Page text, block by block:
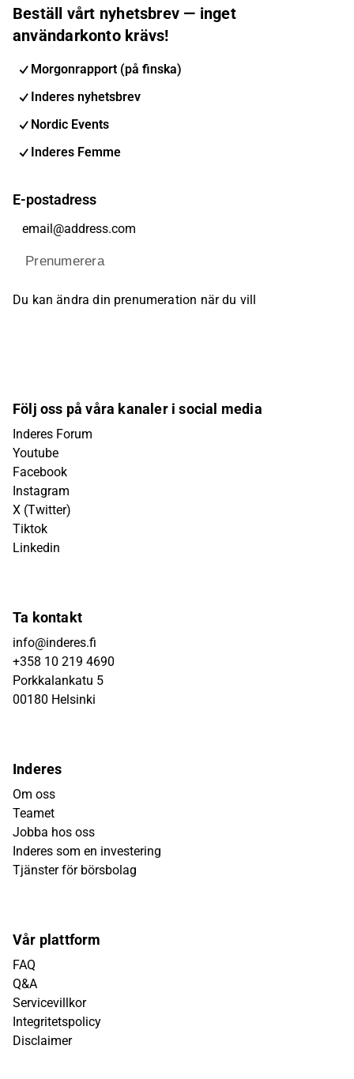
Beställ vårt nyhetsbrev — inget
användarkonto krävs!
Morgonrapport (på finska)
Inderes nyhetsbrev
Nordic Events
Inderes Femme
E-postadress
Prenumerera
Du kan ändra din prenumeration när du vill
Följ oss på våra kanaler i social media
Inderes Forum
Youtube
Facebook
Instagram
X (Twitter)
Tiktok
Linkedin
Ta kontakt
info@inderes.fi
+358 10 219 4690
Porkkalankatu 5
00180 Helsinki
Inderes
Om oss
Teamet
Jobba hos oss
Inderes som en investering
Tjänster för börsbolag
Vår plattform
FAQ
Q&A
Servicevillkor
Integritetspolicy
Disclaimer